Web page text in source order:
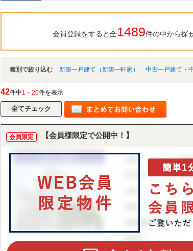
会員登録をすると全1489件の中から探
種別で絞り込む 新築一戸建て（新築一軒家） 中古一戸建て・
42件中1～20件を表示
会員限定 【会員様限定で公開中！】